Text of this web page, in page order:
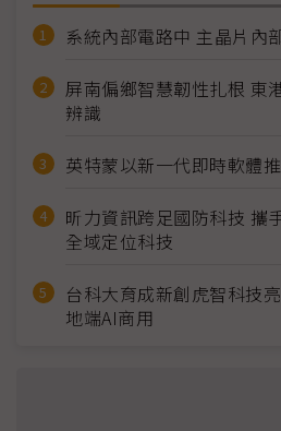
系統內部電路中 主晶片內
屏南偏鄉智慧韌性扎根 東
辨識
英特蒙以新一代即時軟體
昕力資訊跨足國防科技 攜
全域定位科技
台科大育成新創虎智科技
地端AI商用